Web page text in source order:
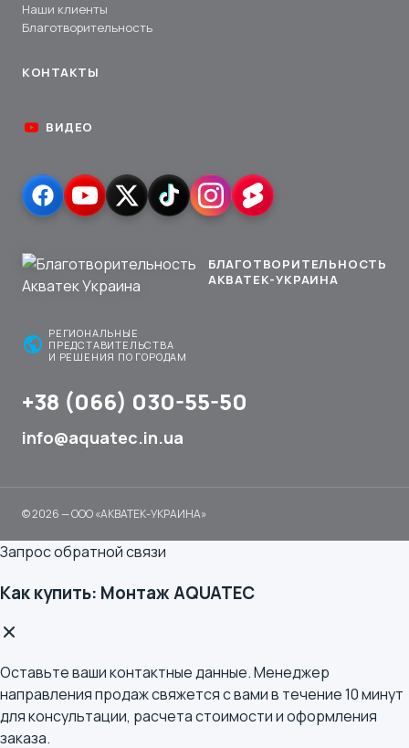
Наши клиенты
Благотворительность
КОНТАКТЫ
ВИДЕО
БЛАГОТВОРИТЕЛЬНОСТЬ
АКВАТЕК-УКРАИНА
public РЕГИОНАЛЬНЫЕ
ПРЕДСТАВИТЕЛЬСТВА
И РЕШЕНИЯ ПО ГОРОДАМ
+38 (066) 030-55-50
info@aquatec.in.ua
© 2026 — ООО «АКВАТЕК-УКРАИНА»
Запрос обратной связи
Как купить: Монтаж AQUATEC
Оставьте ваши контактные данные. Менеджер
направления продаж свяжется с вами в течение 10 минут
для консультации, расчета стоимости и оформления
заказа.